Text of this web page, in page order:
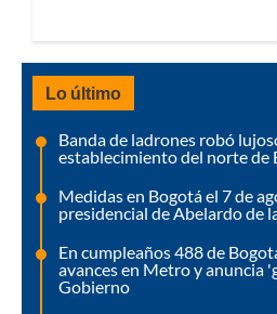
Lo último
Banda de ladrones robó
establecimiento del norte de
Medidas en Bogotá el 7 de
presidencial de Abelardo de
En cumpleaños 488 de
avances en Metro y anuncia
Gobierno